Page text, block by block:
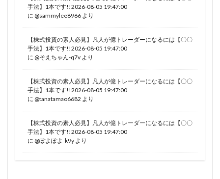
手法】1本です!!2026-08-05 19:47:00
に @sammylee8966 より
【株式投資の素人必見】凡人が億トレーダーになるには【〇〇
手法】1本です!!2026-08-05 19:47:00
に @そえちゃん-q7v より
【株式投資の素人必見】凡人が億トレーダーになるには【〇〇
手法】1本です!!2026-08-05 19:47:00
に @tanatamao6682 より
【株式投資の素人必見】凡人が億トレーダーになるには【〇〇
手法】1本です!!2026-08-05 19:47:00
に @ぽよぽよ-k9y より